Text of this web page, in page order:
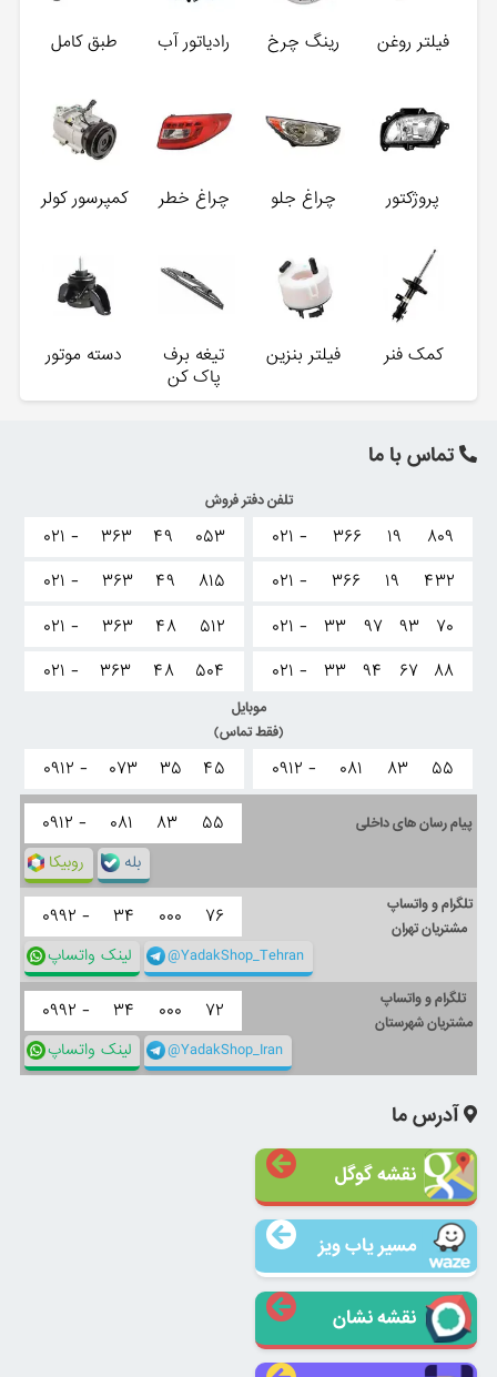
فیلتر روغن رینگ چرخ رادیاتور آب طبق کامل
پروژکتور چراغ جلو چراغ خطر کمپرسور کولر
کمک فنر فیلتر بنزین
تیغه برف
پاک کن
دسته موتور
تماس با ما
تلفن دفتر فروش
۰۲۱ - ۳۶۶ ۱۹
۸۰۹
۰۲۱ -
۳۶۶ ۱۹
۴۳۲
۰۲۱ -
۳۳ ۹۷ ۹۳
۷۰
۰۲۱ -
۳۳ ۹۴ ۶۷ ۸۸
۰۲۱ - ۳۶۳ ۴۹
۰۵۳
۰۲۱ -
۳۶۳ ۴۹
۸۱۵
۰۲۱ -
۳۶۳ ۴۸
۵۱۲
۰۲۱ -
۳۶۳ ۴۸ ۵۰۴
موبایل
(فقط تماس)
۰۹۱۲ - ۰۸۱ ۸۳ ۵۵ ۰۹۱۲ - ۰۷۳ ۳۵ ۴۵
پیام رسان های داخلی ۰۹۱۲ - ۰۸۱ ۸۳ ۵۵
روبیکا بله
تلگرام و واتساپ
مشتریان تهران
۰۹۹۲ - ۳۴ ۰۰۰ ۷۶
لینک واتساپ @YadakShop_Tehran
تلگرام و واتساپ
مشتریان شهرستان
۰۹۹۲ - ۳۴ ۰۰۰ ۷۲
لینک واتساپ @YadakShop_Iran
آدرس ما
نقشه گوگل
مسیر یاب ویز
نقشه نشان